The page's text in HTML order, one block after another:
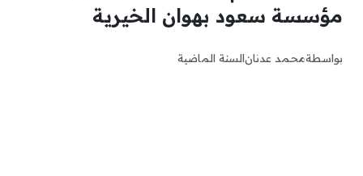
مؤسسة سعود بهوان الخيرية
بواسطةمحمد عدنانالسنة الماضية